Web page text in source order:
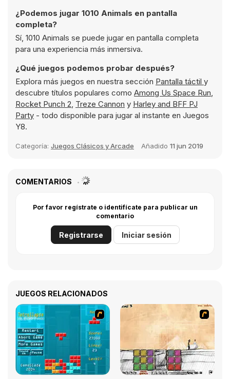
¿Podemos jugar 1010 Animals en pantalla
completa?
Sí, 1010 Animals se puede jugar en pantalla completa
para una experiencia más inmersiva.
¿Qué juegos podemos probar después?
Explora más juegos en nuestra sección Pantalla táctil y
descubre títulos populares como Among Us Space Run,
Rocket Punch 2, Treze Cannon y Harley and BFF PJ
Party - todo disponible para jugar al instante en Juegos
Y8.
Categoría: Juegos Clásicos y Arcade Añadido 11 jun 2019
COMENTARIOS
Por favor regístrate o identifícate para publicar un
comentario
Registrarse Iniciar sesión
JUEGOS RELACIONADOS